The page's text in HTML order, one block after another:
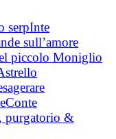
serpInte
sull’amore
piccolo Moniglio
purgatorio &